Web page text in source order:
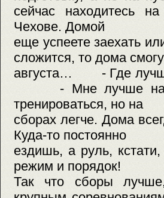
сейчас находитесь
Чехове. Домой
еще успеете заехать
сложится, то дома
августа… - Где лучше
- Мне лучше на
тренироваться, но на
сборах легче. Дома
Куда-то постоянно
ездишь, а руль,
режим и порядок!
Так что сборы